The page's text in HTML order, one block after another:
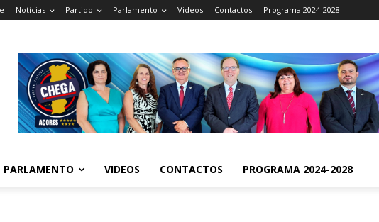
Notícias Partido Parlamento Videos Contactos Programa 2024-2028
PARLAMENTO VIDEOS CONTACTOS PROGRAMA 2024-2028